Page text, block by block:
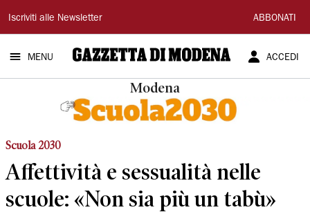
Gazzetta
di
Modena
Iscriviti alle Newsletter ABBONATI
MENU ACCEDI
Modena
Scuola 2030
Affettività e sessualità nelle
scuole: «Non sia più un tabù»